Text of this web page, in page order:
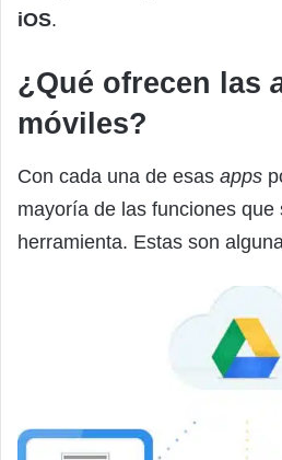
iOS.
¿Qué ofrecen las
móviles?
Con cada una de esas apps
mayoría de las funciones que
herramienta. Estas son